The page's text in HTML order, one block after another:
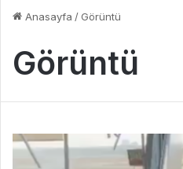
Anasayfa / Görüntü
Görüntü